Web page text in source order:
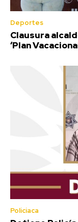
Deportes
Clausura
‘Plan
Policiaca